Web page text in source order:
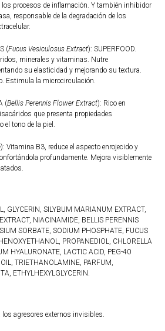
los procesos de inflamación. Y también inhibidor
responsable de la degradación de los
(Fucus Vesiculosus Extract): SUPERFOOD.
minerales y vitaminas. Nutre
su elasticidad y mejorando su textura.
Estimula la microcirculación.
(Bellis Perennis Flower Extract): Rico en
que presenta propiedades
tono de la piel.
): Vitamina B3, reduce el aspecto enrojecido y
profundamente. Mejora visiblemente
GLYCERIN, SILYBUM MARIANUM EXTRACT,
NIACINAMIDE, BELLIS PERENNIS
SORBATE, SODIUM PHOSPHATE, FUCUS
PROPANEDIOL, CHLORELLA
HYALURONATE, LACTIC ACID, PEG-40
TRIETHANOLAMINE, PARFUM,
ETHYLHEXYLGLYCERIN.
agresores externos invisibles.